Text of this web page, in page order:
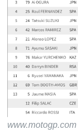
www.motogp.com